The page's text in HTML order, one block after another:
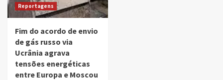
Reportagens
Fim do acordo de envio
de gás russo via
Ucrânia agrava
tensões energéticas
entre Europa e Moscou